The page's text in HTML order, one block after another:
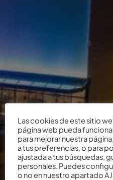
Las cookies de este sitio
página web pueda
para mejorar nuestra
a tus preferencias, o para
ajustada a tus búsquedas,
personales. Puedes
o no en nuestro apartado